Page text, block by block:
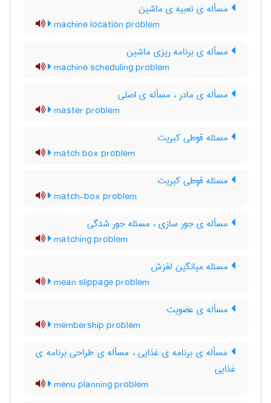
مسأله ی تعبیه ی ماشین
machine location problem
مسأله ی برنامه ریزی ماشین
machine scheduling problem
مسأله ی مادر ، مسأله ی اصلی
master problem
مسئله قوطی کبریت
match box problem
مسئله قوطی کبریت
match-box problem
مسأله ی جور سازی ، مسئله جور شدگی
matching problem
مسئله میانگین لغزش
mean slippage problem
مسأله ی عضویت
membership problem
مسأله ی برنامه ی غذایی ، مسأله ی طراحی برنامه ی
غذایی
menu planning problem